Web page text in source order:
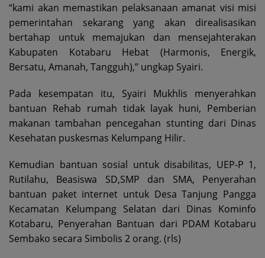
“kami akan memastikan pelaksanaan amanat visi misi
pemerintahan sekarang yang akan direalisasikan
bertahap untuk memajukan dan mensejahterakan
Kabupaten Kotabaru Hebat (Harmonis, Energik,
Bersatu, Amanah, Tangguh),” ungkap Syairi.
Pada kesempatan itu, Syairi Mukhlis menyerahkan
bantuan Rehab rumah tidak layak huni, Pemberian
makanan tambahan pencegahan stunting dari Dinas
Kesehatan puskesmas Kelumpang Hilir.
Kemudian bantuan sosial untuk disabilitas, UEP-P 1,
Rutilahu, Beasiswa SD,SMP dan SMA, Penyerahan
bantuan paket internet untuk Desa Tanjung Pangga
Kecamatan Kelumpang Selatan dari Dinas Kominfo
Kotabaru, Penyerahan Bantuan dari PDAM Kotabaru
Sembako secara Simbolis 2 orang. (rls)